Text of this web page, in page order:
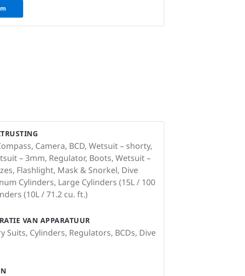
Camera, BCD, Wetsuit – shorty,
– 3mm, Regulator, Boots, Wetsuit –
Flashlight, Mask & Snorkel, Dive
Cylinders, Large Cylinders (15L / 100
(10L / 71.2 cu. ft.)
VAN APPARATUUR
Suits, Cylinders, Regulators, BCDs, Dive